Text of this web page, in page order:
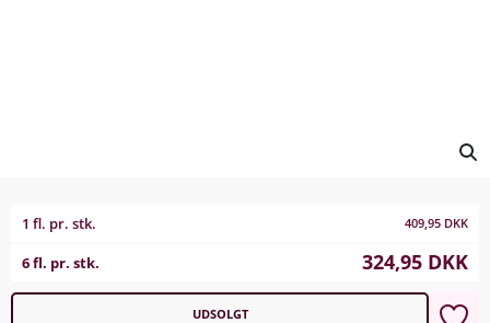
1 fl. pr. stk. 409,95 DKK
6 fl. pr. stk. 324,95 DKK
UDSOLGT